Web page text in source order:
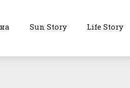
Sun Story Life Story